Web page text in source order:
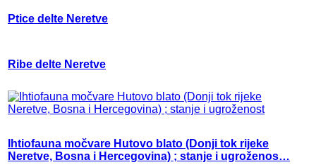
Ptice delte Neretve
Ribe delte Neretve
Ihtiofauna močvare Hutovo blato (Donji tok rijeke
Neretve, Bosna i Hercegovina) ; stanje i ugroženos…